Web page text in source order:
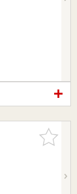
お気に入
りに追加